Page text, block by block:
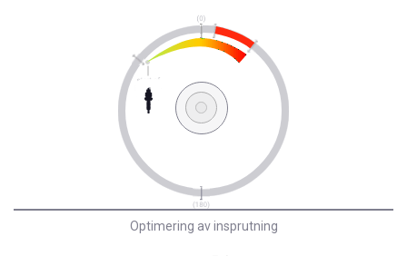
Optimering av insprutning